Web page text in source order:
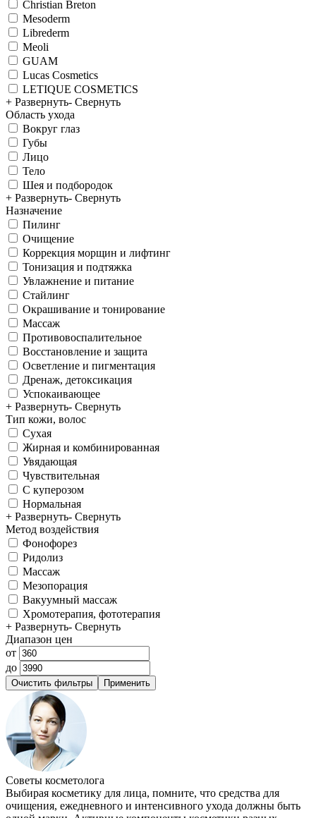
Christian Breton
Mesoderm
Librederm
Meoli
GUAM
Lucas Cosmetics
LETIQUE COSMETICS
+ Развернуть- Свернуть
Область ухода
Вокруг глаз
Губы
Лицо
Тело
Шея и подбородок
+ Развернуть- Свернуть
Назначение
Пилинг
Очищение
Коррекция морщин и лифтинг
Тонизация и подтяжка
Увлажнение и питание
Стайлинг
Окрашивание и тонирование
Массаж
Противовоспалительное
Восстановление и защита
Осветление и пигментация
Дренаж, детоксикация
Успокаивающее
+ Развернуть- Свернуть
Тип кожи, волос
Сухая
Жирная и комбинированная
Увядающая
Чувствительная
С куперозом
Нормальная
+ Развернуть- Свернуть
Метод воздействия
Фонофорез
Ридолиз
Массаж
Мезопорация
Вакуумный массаж
Хромотерапия, фототерапия
+ Развернуть- Свернуть
Диапазон цен
от
до
Советы косметолога
Выбирая косметику для лица, помните, что средства для
очищения, ежедневного и интенсивного ухода должны быть